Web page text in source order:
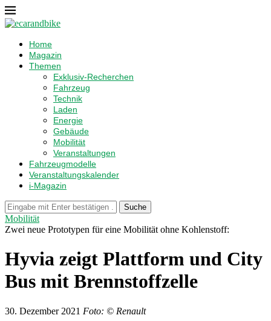
Home
Magazin
Themen
Exklusiv-Recherchen
Fahrzeug
Technik
Laden
Energie
Gebäude
Mobilität
Veranstaltungen
Fahrzeugmodelle
Veranstaltungskalender
i-Magazin
Suche
Mobilität
Zwei neue Prototypen für eine Mobilität ohne Kohlenstoff:
Hyvia zeigt Plattform und City
Bus mit Brennstoffzelle
30. Dezember 2021 Foto: © Renault